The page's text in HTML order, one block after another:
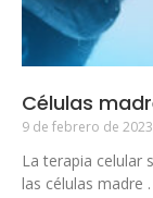
Células
9 de febrero de 2023
La terapia celular
las células madre